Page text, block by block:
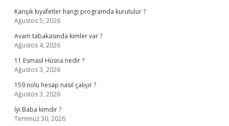
Karışık kıyafetler hangi programda kurutulur ?
Ağustos 5, 2026
Avam tabakasında kimler var ?
Ağustos 4, 2026
11 Esmaül Hüsna nedir ?
Ağustos 3, 2026
159 nolu hesap nasıl çalışır ?
Ağustos 3, 2026
İyi Baba kimdir ?
Temmuz 30, 2026